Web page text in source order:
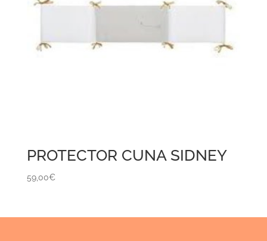
PROTECTOR CUNA SIDNEY
59,00€